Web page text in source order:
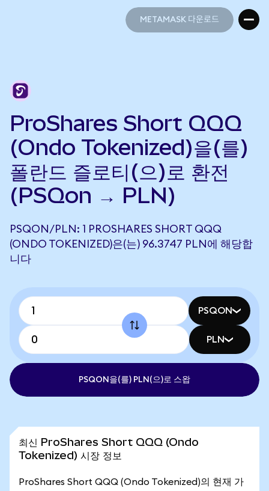
METAMASK 다운로드
ProShares Short QQQ
(Ondo Tokenized)을(를)
폴란드 즐로티(으)로 환전
(PSQon → PLN)
PSQON/PLN: 1 PROSHARES SHORT QQQ
(ONDO TOKENIZED)은(는) 96.3747 PLN에 해당합
니다
PSQON
PLN
PSQON을(를) PLN(으)로 스왑
최신 ProShares Short QQQ (Ondo
Tokenized) 시장 정보
ProShares Short QQQ (Ondo Tokenized)의 현재 가